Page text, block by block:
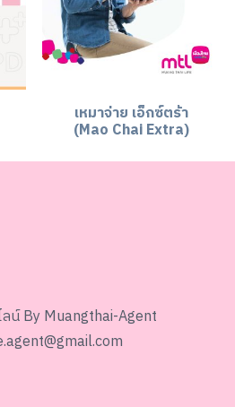
เหมาจ่าย เอ็กซ์ตร้า
(Mao Chai Extra)
น์ By Muangthai-Agent